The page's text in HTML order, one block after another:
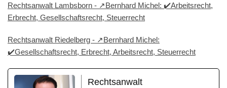
Rechtsanwalt Lambsborn - ↗️Bernhard Michel: ✔️Arbeitsrecht,
Erbrecht, Gesellschaftsrecht, Steuerrecht
Rechtsanwalt Riedelberg - ↗️Bernhard Michel:
✔️Gesellschaftsrecht, Erbrecht, Arbeitsrecht, Steuerrecht
Rechtsanwalt